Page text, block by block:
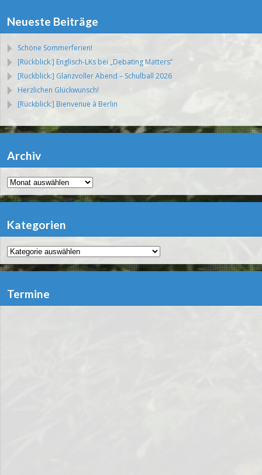
Neueste Beiträge
Schöne Sommerferien!
[Rückblick:] Englisch-LKs bei „Debating Matters“
[Rückblick:] Glanzvoller Abend – Schulball 2026
Herzlichen Glückwunsch!
[Rückblick:] Bienvenue à Berlin
Archiv
Archiv
Kategorien
Kategorien
Termine